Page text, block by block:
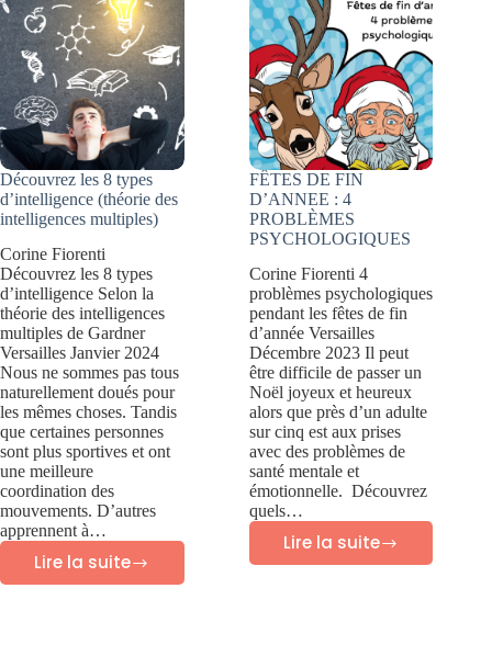
?
troubles
de
stress
post
traumatique
?
Découvrez les 8 types
d’intelligence (théorie des
intelligences multiples)
Corine Fiorenti
Découvrez les 8 types
d’intelligence Selon la
théorie des intelligences
multiples de Gardner
Versailles Janvier 2024
Nous ne sommes pas tous
naturellement doués pour
les mêmes choses. Tandis
que certaines personnes
sont plus sportives et ont
une meilleure
coordination des
mouvements. D’autres
apprennent à…
Lire la suite
FÊTES DE FIN
D’ANNEE : 4
PROBLÈMES
PSYCHOLOGIQUES
Corine Fiorenti 4
problèmes psychologiques
pendant les fêtes de fin
d’année Versailles
Décembre 2023 Il peut
être difficile de passer un
Noël joyeux et heureux
alors que près d’un adulte
sur cinq est aux prises
avec des problèmes de
santé mentale et
émotionnelle. Découvrez
quels…
Lire la suite